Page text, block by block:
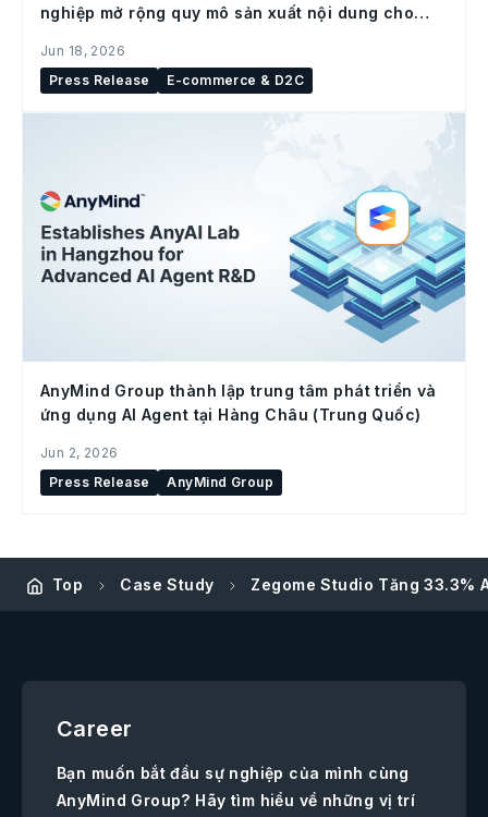
nghiệp mở rộng quy mô sản xuất nội dung cho
Jun 18, 2026
Press Release
E-commerce & D2C
AnyMind Group thành lập trung tâm phát triển và
ứng dụng AI Agent tại Hàng Châu (Trung Quốc)
Jun 2, 2026
Press Release
AnyMind Group
Top Case Study Zegome Studio Tăng 33.3%
Career
Bạn muốn bắt đầu sự nghiệp của mình cùng
AnyMind Group? Hãy tìm hiểu về những vị trí